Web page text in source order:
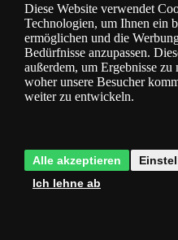
Diese Website verwendet
Technologien, um Ihnen ein
ermöglichen und die
Bedürfnisse anzupassen.
außerdem, um Ergebnisse zu
woher unsere Besucher
weiter zu entwickeln.
Alle akzeptieren
Ich lehne ab